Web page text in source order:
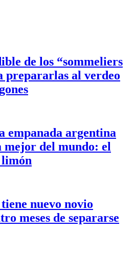
de los “sommeliers
prepararlas al verdeo
empanada argentina
mejor del mundo: el
limón
nuevo novio
meses de separarse